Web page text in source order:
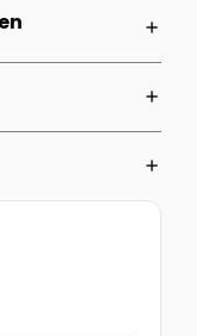
add
add
add